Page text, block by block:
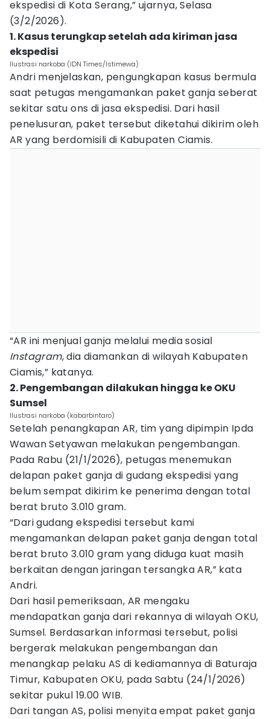
ekspedisi di Kota Serang,” ujarnya, Selasa
(3/2/2026).
1. Kasus terungkap setelah ada kiriman jasa
ekspedisi
Ilustrasi narkoba (IDN Times/Istimewa)
Andri menjelaskan, pengungkapan kasus bermula
saat petugas mengamankan paket ganja seberat
sekitar satu ons di jasa ekspedisi. Dari hasil
penelusuran, paket tersebut diketahui dikirim oleh
AR yang berdomisili di Kabupaten Ciamis.
“AR ini menjual ganja melalui media sosial
Instagram, dia diamankan di wilayah Kabupaten
Ciamis,” katanya.
2. Pengembangan dilakukan hingga ke OKU
Sumsel
Ilustrasi narkoba (kabarbintaro)
Setelah penangkapan AR, tim yang dipimpin Ipda
Wawan Setyawan melakukan pengembangan.
Pada Rabu (21/1/2026), petugas menemukan
delapan paket ganja di gudang ekspedisi yang
belum sempat dikirim ke penerima dengan total
berat bruto 3.010 gram.
“Dari gudang ekspedisi tersebut kami
mengamankan delapan paket ganja dengan total
berat bruto 3.010 gram yang diduga kuat masih
berkaitan dengan jaringan tersangka AR,” kata
Andri.
Dari hasil pemeriksaan, AR mengaku
mendapatkan ganja dari rekannya di wilayah OKU,
Sumsel. Berdasarkan informasi tersebut, polisi
bergerak melakukan pengembangan dan
menangkap pelaku AS di kediamannya di Baturaja
Timur, Kabupaten OKU, pada Sabtu (24/1/2026)
sekitar pukul 19.00 WIB.
Dari tangan AS, polisi menyita empat paket ganja